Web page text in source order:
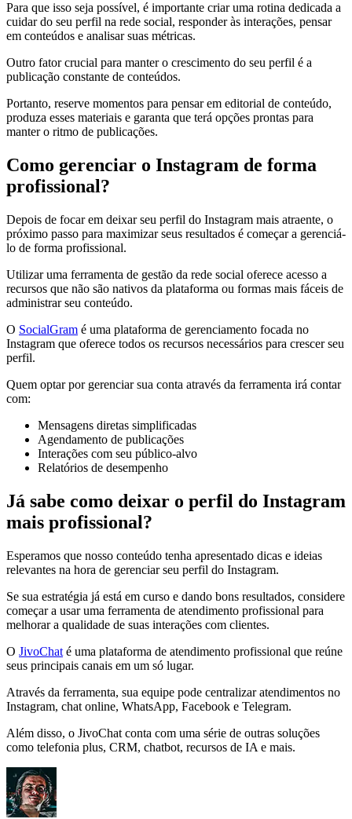
Para que isso seja possível, é importante criar uma rotina dedicada a
cuidar do seu perfil na rede social, responder às interações, pensar
em conteúdos e analisar suas métricas.
Outro fator crucial para manter o crescimento do seu perfil é a
publicação constante de conteúdos.
Portanto, reserve momentos para pensar em editorial de conteúdo,
produza esses materiais e garanta que terá opções prontas para
manter o ritmo de publicações.
Como gerenciar o Instagram de forma
profissional?
Depois de focar em deixar seu perfil do Instagram mais atraente, o
próximo passo para maximizar seus resultados é começar a gerenciá-
lo de forma profissional.
Utilizar uma ferramenta de gestão da rede social oferece acesso a
recursos que não são nativos da plataforma ou formas mais fáceis de
administrar seu conteúdo.
O SocialGram é uma plataforma de gerenciamento focada no
Instagram que oferece todos os recursos necessários para crescer seu
perfil.
Quem optar por gerenciar sua conta através da ferramenta irá contar
com:
Mensagens diretas simplificadas
Agendamento de publicações
Interações com seu público-alvo
Relatórios de desempenho
Já sabe como deixar o perfil do Instagram
mais profissional?
Esperamos que nosso conteúdo tenha apresentado dicas e ideias
relevantes na hora de gerenciar seu perfil do Instagram.
Se sua estratégia já está em curso e dando bons resultados, considere
começar a usar uma ferramenta de atendimento profissional para
melhorar a qualidade de suas interações com clientes.
O JivoChat é uma plataforma de atendimento profissional que reúne
seus principais canais em um só lugar.
Através da ferramenta, sua equipe pode centralizar atendimentos no
Instagram, chat online, WhatsApp, Facebook e Telegram.
Além disso, o JivoChat conta com uma série de outras soluções
como telefonia plus, CRM, chatbot, recursos de IA e mais.